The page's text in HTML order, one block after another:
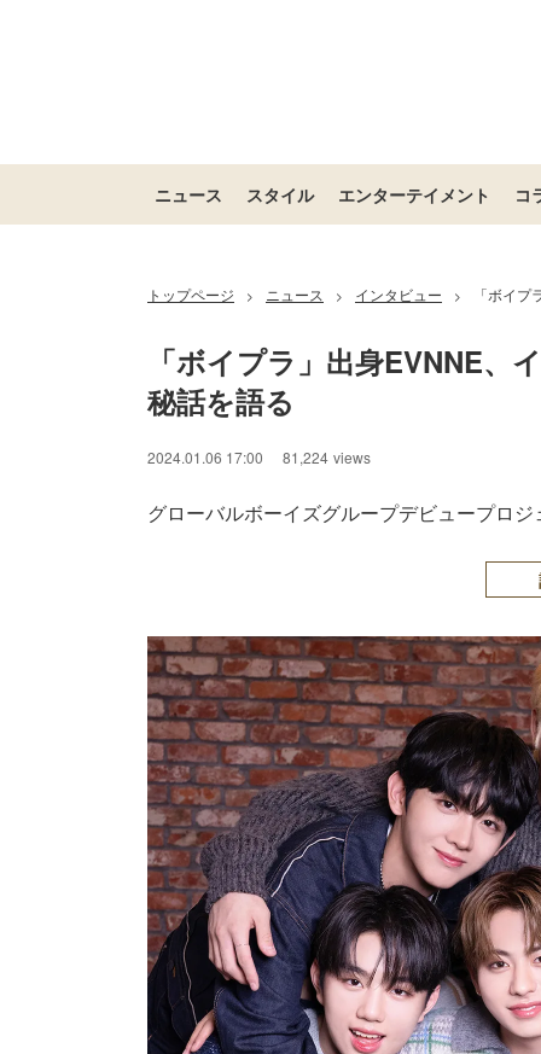
ニュース スタイル エンターテイメント コ
トップページ > ニュース > インタビュー > 「ボイ
「ボイプラ」出身EVNNE、
秘話を語る
2024.01.06 17:00 81,224 views
グローバルボーイズグループデビュープロ